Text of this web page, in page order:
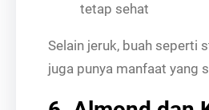
tetap sehat
Selain jeruk, buah seperti
juga punya manfaat yang